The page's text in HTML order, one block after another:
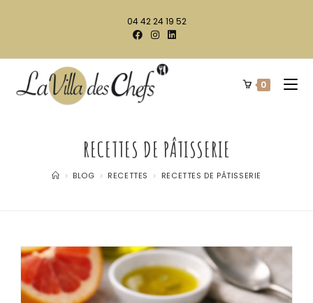
04 42 24 19 52
0
RECETTES DE PÂTISSERIE
> BLOG > RECETTES > RECETTES DE PÂTISSERIE